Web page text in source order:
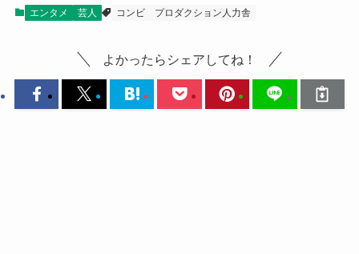
エンタメ 芸人 コンビ プロダクション人力舎
よかったらシェアしてね！